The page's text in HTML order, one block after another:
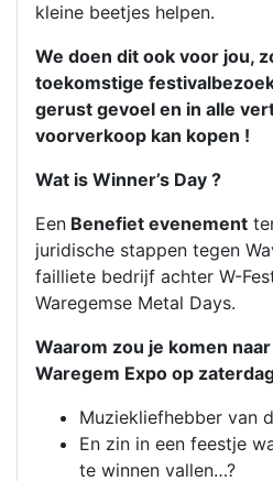
kleine beetjes helpen.
We doen dit ook voor jou,
toekomstige
gerust gevoel en in alle
voorverkoop kan kopen !
Wat is Winner’s Day ?
Een Benefiet evenement
juridische stappen tegen
failliete bedrijf achter W-
Waregemse Metal Days.
Waarom zou je komen
Waregem Expo op
Muziekliefhebber van
En zin in een feestje
te winnen vallen…?